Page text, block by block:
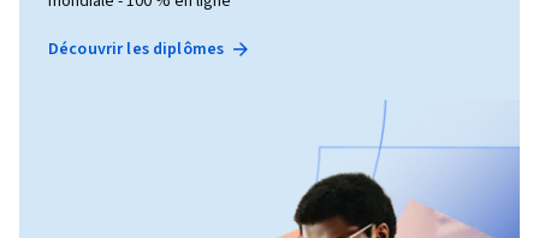
Découvrir les diplômes